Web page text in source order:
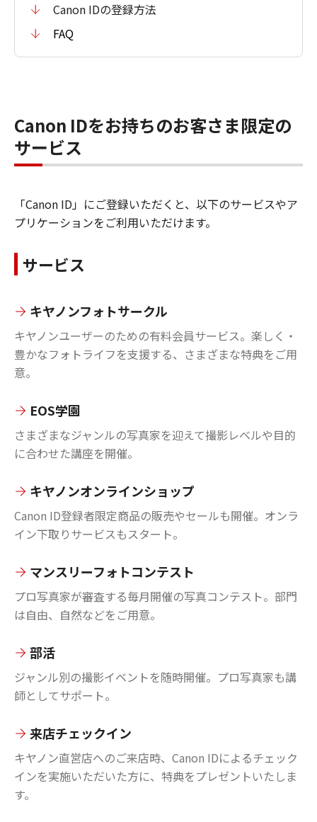
Canon IDの登録方法
FAQ
Canon IDをお持ちのお客さま限定の
サービス
「Canon ID」にご登録いただくと、以下のサービスやア
プリケーションをご利用いただけます。
サービス
キヤノンフォトサークル
キヤノンユーザーのための有料会員サービス。楽しく・
豊かなフォトライフを支援する、さまざまな特典をご用
意。
EOS学園
さまざまなジャンルの写真家を迎えて撮影レベルや目的
に合わせた講座を開催。
キヤノンオンラインショップ
Canon ID登録者限定商品の販売やセールも開催。オンラ
イン下取りサービスもスタート。
マンスリーフォトコンテスト
プロ写真家が審査する毎月開催の写真コンテスト。部門
は自由、自然などをご用意。
部活
ジャンル別の撮影イベントを随時開催。プロ写真家も講
師としてサポート。
来店チェックイン
キヤノン直営店へのご来店時、Canon IDによるチェック
インを実施いただいた方に、特典をプレゼントいたしま
す。